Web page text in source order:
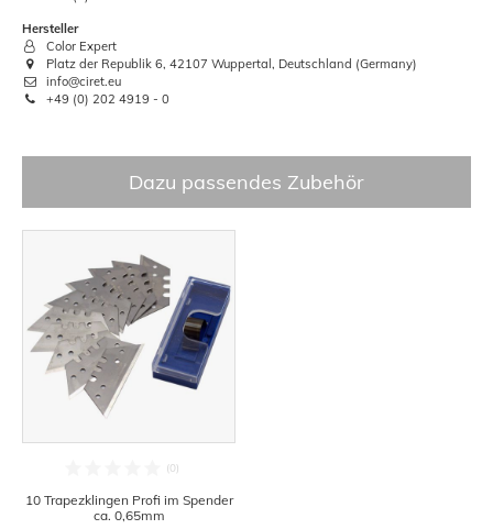
Hersteller
Color Expert
Platz der Republik 6, 42107 Wuppertal, Deutschland (Germany)
info@ciret.eu
+49 (0) 202 4919 - 0
Dazu passendes Zubehör
10 Trapezklingen Profi im Spender
ca. 0,65mm